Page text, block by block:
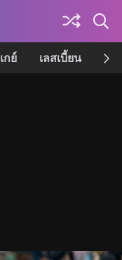
เกย์ เลสเบี้ยน เค